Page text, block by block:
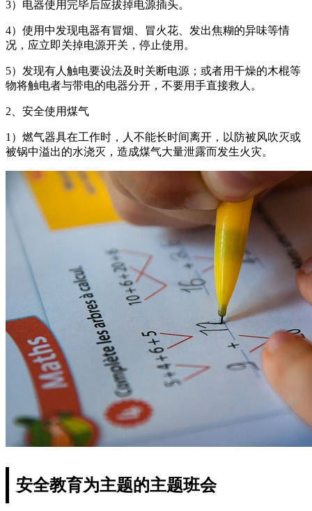
3）电器使用完毕后应拔掉电源插头。
4）使用中发现电器有冒烟、冒火花、发出焦糊的异味等情
况，应立即关掉电源开关，停止使用。
5）发现有人触电要设法及时关断电源；或者用干燥的木棍等
物将触电者与带电的电器分开，不要用手直接救人。
2、安全使用煤气
1）燃气器具在工作时，人不能长时间离开，以防被风吹灭或
被锅中溢出的水浇灭，造成煤气大量泄露而发生火灾。
安全教育为主题的主题班会